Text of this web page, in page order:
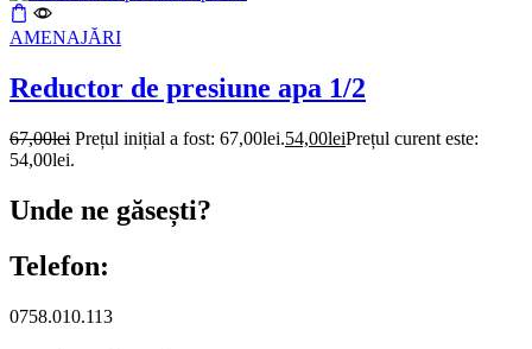
AMENAJĂRI
Reductor de presiune apa 1/2
67,00lei Prețul inițial a fost: 67,00lei.54,00leiPrețul curent este:
54,00lei.
Unde ne găsești?
Telefon:
0758.010.113